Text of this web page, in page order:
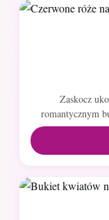
Zaskocz
romantycznym